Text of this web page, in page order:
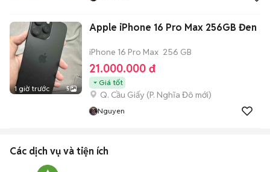
1 giờ trước 5
Apple iPhone 16 Pro Max 256GB Đen
iPhone 16 Pro Max 256 GB
21.000.000 đ
Giá tốt
Q. Cầu Giấy (P. Nghĩa Đô mới)
Nguyen
Các dịch vụ và tiện ích